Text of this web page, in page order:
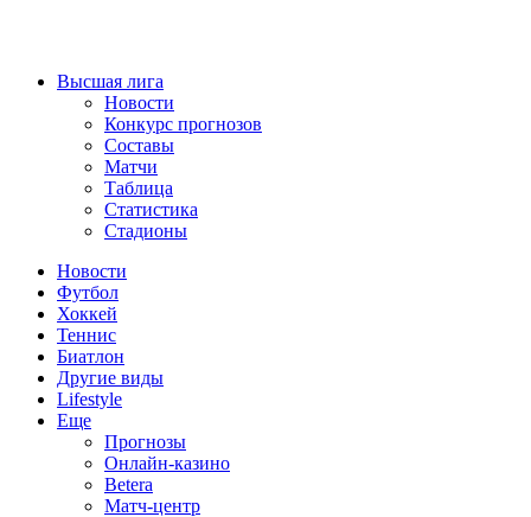
Высшая лига
Новости
Конкурс прогнозов
Составы
Матчи
Таблица
Статистика
Стадионы
Новости
Футбол
Хоккей
Теннис
Биатлон
Другие виды
Lifestyle
Еще
Прогнозы
Онлайн-казино
Betera
Матч-центр